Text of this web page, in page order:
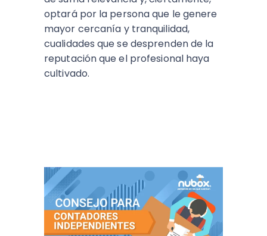
optará por la persona que le genere
mayor cercanía y tranquilidad,
cualidades que se desprenden de la
reputación que el profesional haya
cultivado.